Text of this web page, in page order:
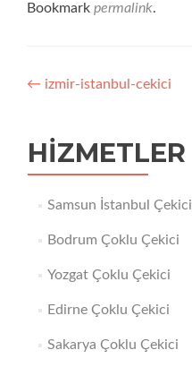
Bookmark permalink.
Yazı
← izmir-istanbul-cekici
HIZMETLER
Samsun İstanbul Çekici
Bodrum Çoklu Çekici
Yozgat Çoklu Çekici
Edirne Çoklu Çekici
Sakarya Çoklu Çekici